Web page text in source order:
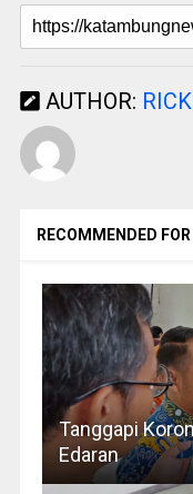
AUTHOR:
RECOMMENDED FOR
Tanggapi
Edaran